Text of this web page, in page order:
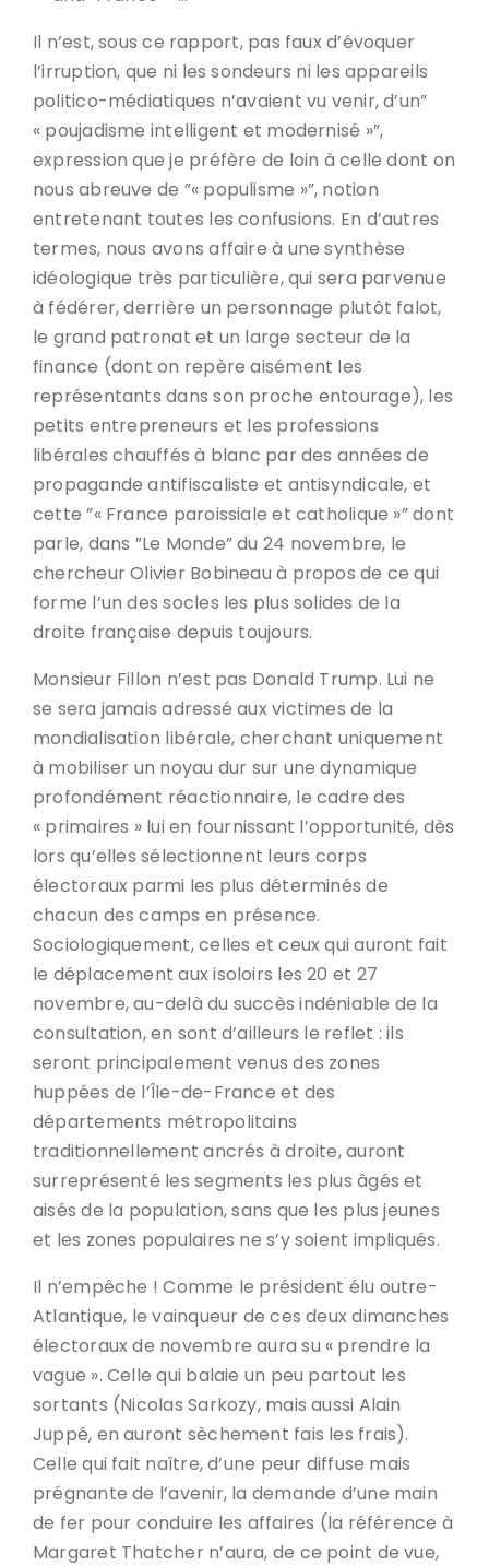
Il n’est, sous ce rapport, pas faux d’évoquer
l’irruption, que ni les sondeurs ni les appareils
politico-médiatiques n’avaient vu venir, d’un”
« poujadisme intelligent et modernisé »”,
expression que je préfère de loin à celle dont on
nous abreuve de ”« populisme »”, notion
entretenant toutes les confusions. En d’autres
termes, nous avons affaire à une synthèse
idéologique très particulière, qui sera parvenue
à fédérer, derrière un personnage plutôt falot,
le grand patronat et un large secteur de la
finance (dont on repère aisément les
représentants dans son proche entourage), les
petits entrepreneurs et les professions
libérales chauffés à blanc par des années de
propagande antifiscaliste et antisyndicale, et
cette ”« France paroissiale et catholique »” dont
parle, dans ”Le Monde” du 24 novembre, le
chercheur Olivier Bobineau à propos de ce qui
forme l’un des socles les plus solides de la
droite française depuis toujours.
Monsieur Fillon n’est pas Donald Trump. Lui ne
se sera jamais adressé aux victimes de la
mondialisation libérale, cherchant uniquement
à mobiliser un noyau dur sur une dynamique
profondément réactionnaire, le cadre des
« primaires » lui en fournissant l’opportunité, dès
lors qu’elles sélectionnent leurs corps
électoraux parmi les plus déterminés de
chacun des camps en présence.
Sociologiquement, celles et ceux qui auront fait
le déplacement aux isoloirs les 20 et 27
novembre, au-delà du succès indéniable de la
consultation, en sont d’ailleurs le reflet : ils
seront principalement venus des zones
huppées de l’Île-de-France et des
départements métropolitains
traditionnellement ancrés à droite, auront
surreprésenté les segments les plus âgés et
aisés de la population, sans que les plus jeunes
et les zones populaires ne s’y soient impliqués.
Il n’empêche ! Comme le président élu outre-
Atlantique, le vainqueur de ces deux dimanches
électoraux de novembre aura su « prendre la
vague ». Celle qui balaie un peu partout les
sortants (Nicolas Sarkozy, mais aussi Alain
Juppé, en auront sèchement fais les frais).
Celle qui fait naître, d’une peur diffuse mais
prégnante de l’avenir, la demande d’une main
de fer pour conduire les affaires (la référence à
Margaret Thatcher n’aura, de ce point de vue,